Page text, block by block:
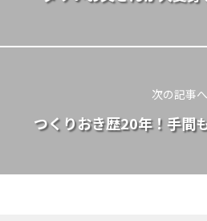
次の記事へ
つくりおき歴20年！手間